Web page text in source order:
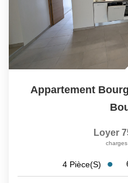
Appartement
Loyer
4 Pièce(s)